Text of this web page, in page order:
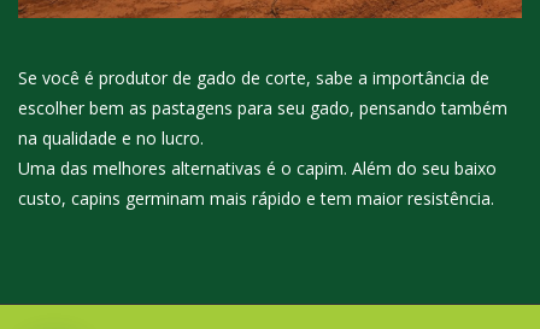
Se você é produtor de gado de corte, sabe a importância de
escolher bem as pastagens para seu gado, pensando também
na qualidade e no lucro.
Uma das melhores alternativas é o capim. Além do seu baixo
custo, capins germinam mais rápido e tem maior resistência.